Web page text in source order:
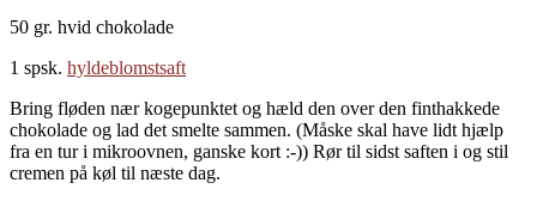
50 gr. hvid chokolade
1 spsk. hyldeblomstsaft
Bring fløden nær kogepunktet og hæld den over den finthakkede
chokolade og lad det smelte sammen. (Måske skal have lidt hjælp
fra en tur i mikroovnen, ganske kort :-)) Rør til sidst saften i og stil
cremen på køl til næste dag.